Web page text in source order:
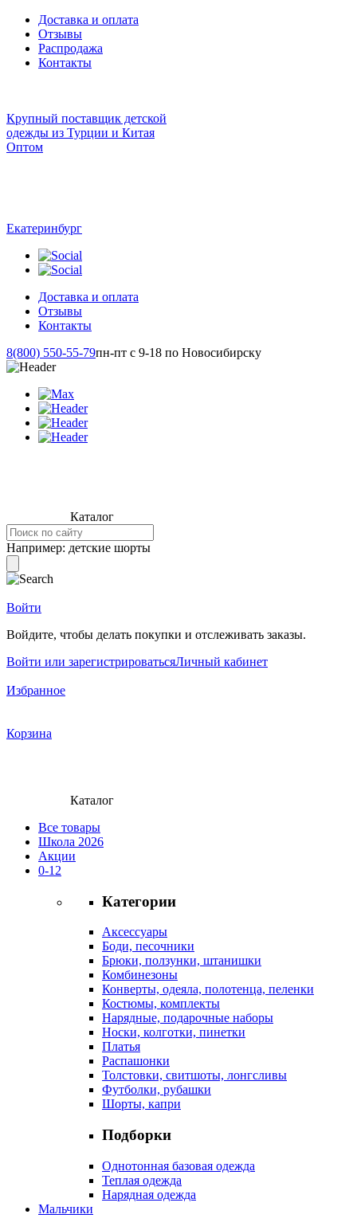
Доставка и оплата
Отзывы
Распродажа
Контакты
Крупный поставщик детской
одежды из Турции и Китая
Оптом
Екатеринбург
Доставка и оплата
Отзывы
Контакты
8(800) 550-55-79пн-пт с 9-18 по Новосибирску
Каталог
Например: детские шорты
Войти
Войдите, чтобы делать покупки и отслеживать заказы.
Войти или зарегистрироватьсяЛичный кабинет
Избранное
Корзина
Каталог
Все товары
Школа 2026
Акции
0-12
Категории
Аксессуары
Боди, песочники
Брюки, ползунки, штанишки
Комбинезоны
Конверты, одеяла, полотенца, пеленки
Костюмы, комплекты
Нарядные, подарочные наборы
Носки, колготки, пинетки
Платья
Распашонки
Толстовки, свитшоты, лонгсливы
Футболки, рубашки
Шорты, капри
Подборки
Однотонная базовая одежда
Теплая одежда
Нарядная одежда
Мальчики